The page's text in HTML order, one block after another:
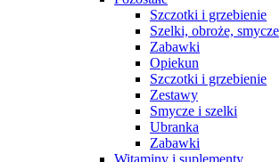
Szczotki i grzebienie
Szelki, obroże, smycze
Zabawki
Opiekun
Szczotki i grzebienie
Zestawy
Smycze i szelki
Ubranka
Zabawki